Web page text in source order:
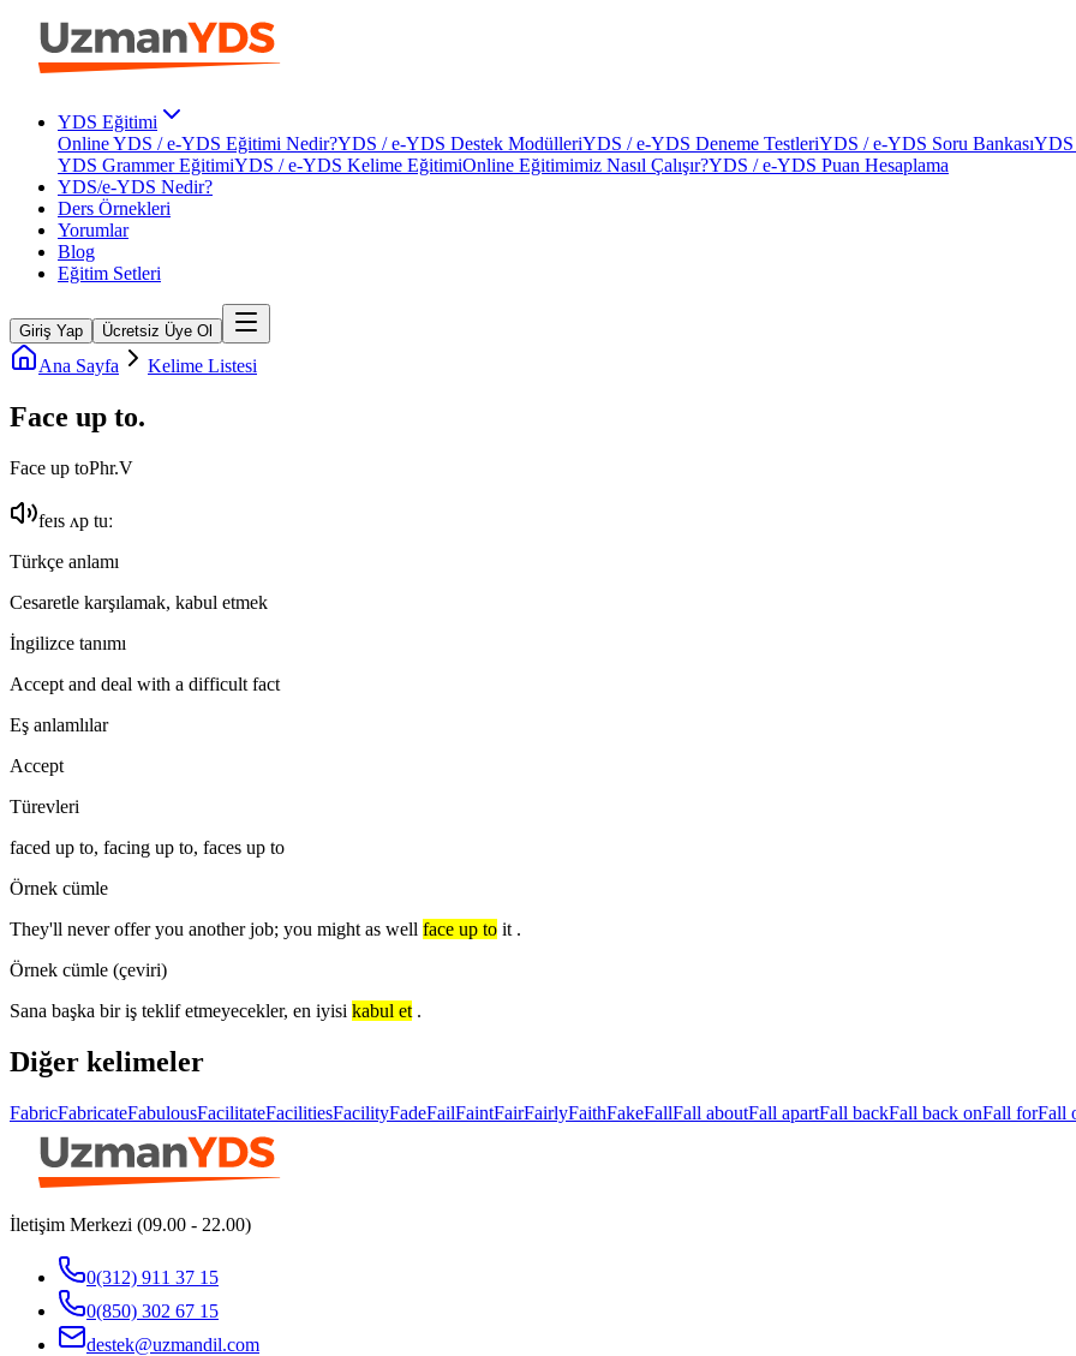
YDS Eğitimi
Online YDS / e-YDS Eğitimi Nedir?YDS / e-YDS Destek ModülleriYDS / e-YDS Deneme TestleriYDS / e-YDS Soru BankasıYDS
YDS Grammer EğitimiYDS / e-YDS Kelime EğitimiOnline Eğitimimiz Nasıl Çalışır?YDS / e-YDS Puan Hesaplama
YDS/e-YDS Nedir?
Ders Örnekleri
Yorumlar
Blog
Eğitim Setleri
Giriş Yap Ücretsiz Üye Ol
Ana Sayfa Kelime Listesi
Face up to.
Face up toPhr.V
feɪs ʌp tuː
Türkçe anlamı
Cesaretle karşılamak, kabul etmek
İngilizce tanımı
Accept and deal with a difficult fact
Eş anlamlılar
Accept
Türevleri
faced up to, facing up to, faces up to
Örnek cümle
They'll never offer you another job; you might as well face up to it .
Örnek cümle (çeviri)
Sana başka bir iş teklif etmeyecekler, en iyisi kabul et .
Diğer kelimeler
FabricFabricateFabulousFacilitateFacilitiesFacilityFadeFailFaintFairFairlyFaithFakeFallFall aboutFall apartFall backFall back onFall forFall
İletişim Merkezi (09.00 - 22.00)
0(312) 911 37 15
0(850) 302 67 15
destek@uzmandil.com